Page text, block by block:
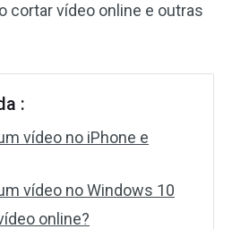
cortar vídeo online e outras
:
vídeo no iPhone e
vídeo no Windows 10
online?